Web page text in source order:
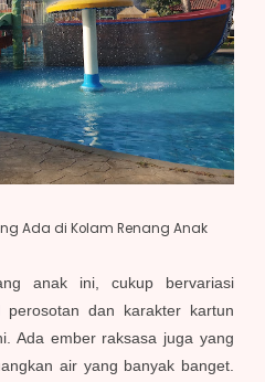
Ada di Kolam Renang Anak
anak ini, cukup bervariasi
dan karakter kartun
Ada ember raksasa juga yang
air yang banyak banget.